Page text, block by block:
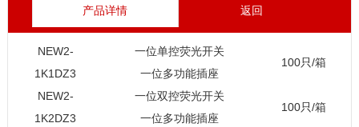
产品详情 返回
NEW2-
1K1DZ3
一位单控荧光开关
一位多功能插座
100只/箱
NEW2-
1K2DZ3
一位双控荧光开关
一位多功能插座
100只/箱